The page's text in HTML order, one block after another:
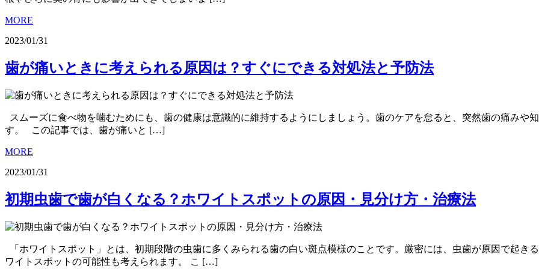
MORE
2023/01/31
歯が痛いときに考えられる原因は？すぐにできる対処法と予防法
スムーズに食べ物を噛むためにも、歯の健康は意識的に維持するようにしましょう。歯のケアを怠ると、突然歯の痛みや
す。 この記事では、歯が痛いと […]
MORE
2023/01/31
初期虫歯で歯が白くなる？ホワイトスポットの原因・見分け方・治療法
「ホワイトスポット」とは、初期段階の虫歯に多くみられる歯の白い斑点模様のことです。厳密には、虫歯が原因で起き
ワイトスポットの可能性も考えられます。 こ […]